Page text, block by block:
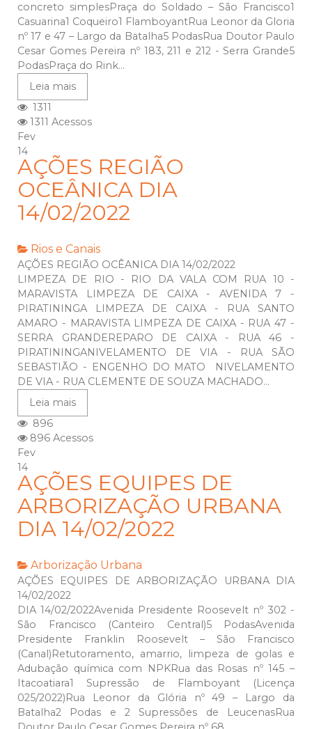
concreto simplesPraça do Soldado – São Francisco1
Casuarina1 Coqueiro1 FlamboyantRua Leonor da Gloria
nº 17 e 47 – Largo da Batalha5 PodasRua Doutor Paulo
Cesar Gomes Pereira nº 183, 211 e 212 - Serra Grande5
PodasPraça do Rink...
Leia mais
1311
1311 Acessos
Fev
14
AÇÕES REGIÃO
OCEÂNICA DIA
14/02/2022
Rios e Canais
AÇÕES REGIÃO OCÊANICA DIA 14/02/2022
LIMPEZA DE RIO - RIO DA VALA COM RUA 10 -
MARAVISTA LIMPEZA DE CAIXA - AVENIDA 7 -
PIRATININGA LIMPEZA DE CAIXA - RUA SANTO
AMARO - MARAVISTA LIMPEZA DE CAIXA - RUA 47 -
SERRA GRANDEREPARO DE CAIXA - RUA 46 -
PIRATININGANIVELAMENTO DE VIA - RUA SÃO
SEBASTIÃO - ENGENHO DO MATO NIVELAMENTO
DE VIA - RUA CLEMENTE DE SOUZA MACHADO...
Leia mais
896
896 Acessos
Fev
14
AÇÕES EQUIPES DE
ARBORIZAÇÃO URBANA
DIA 14/02/2022
Arborização Urbana
AÇÕES EQUIPES DE ARBORIZAÇÃO URBANA DIA
14/02/2022
DIA 14/02/2022Avenida Presidente Roosevelt nº 302 -
São Francisco (Canteiro Central)5 PodasAvenida
Presidente Franklin Roosevelt – São Francisco
(Canal)Retutoramento, amarrio, limpeza de golas e
Adubação química com NPKRua das Rosas nº 145 –
Itacoatiara1 Supressão de Flamboyant (Licença
025/2022)Rua Leonor da Glória nº 49 – Largo da
Batalha2 Podas e 2 Supressões de LeucenasRua